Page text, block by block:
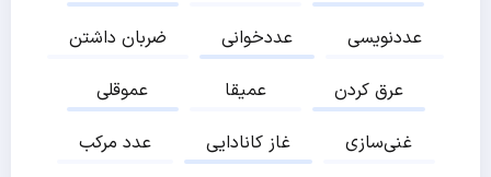
ضربان داشتن
عددخوانی
عددنویسی
عموقلی
عمیقا
عرق کردن
عدد مرکب
غاز کانادایی
غنی‌سازی